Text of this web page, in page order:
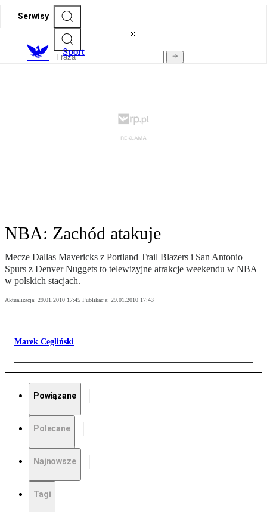
Serwisy
Sport
NBA: Zachód atakuje
Mecze Dallas Mavericks z Portland Trail Blazers i San Antonio
Spurs z Denver Nuggets to telewizyjne atrakcje weekendu w NBA
w polskich stacjach.
Aktualizacja: 29.01.2010 17:45 Publikacja: 29.01.2010 17:43
Marek Cegliński
Powiązane
Polecane
Najnowsze
Tagi